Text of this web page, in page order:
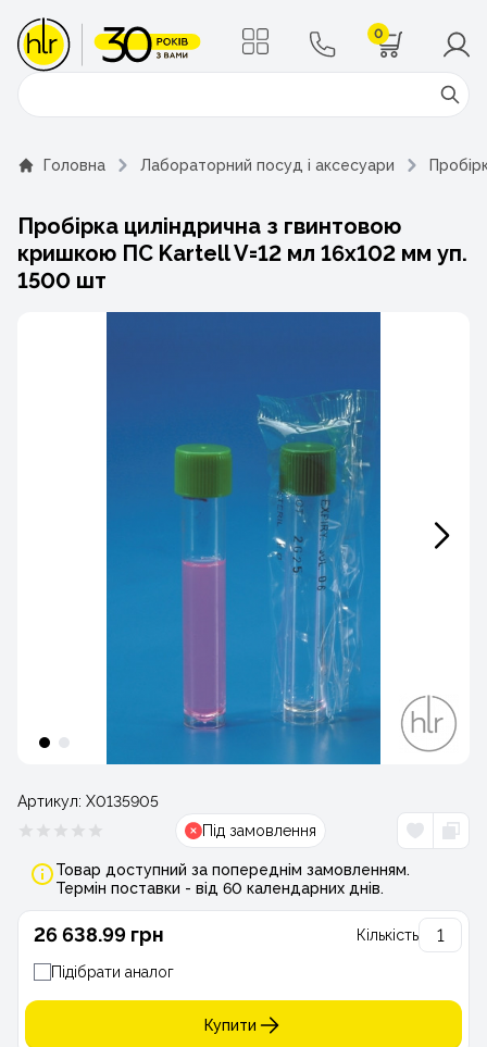
0
Поиск
Головна Лабораторний посуд і аксесуари
Пробірка циліндрична з гвинтовою
кришкою ПС Kartell V=12 мл 16х102 мм уп.
1500 шт
Артикул: Х0135905
Під замовлення
Товар доступний за попереднім замовленням.
Термін поставки - від 60 календарних днів.
26 638.99 грн Кількість
Підібрати аналог
Купити